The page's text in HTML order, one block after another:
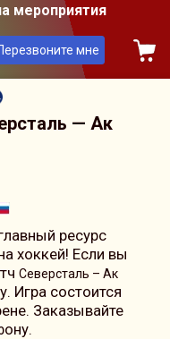
мероприятия
мне
— Ак
ресурс
хоккей! Если вы
Северсталь – Ак
Игра состоится
Заказывайте